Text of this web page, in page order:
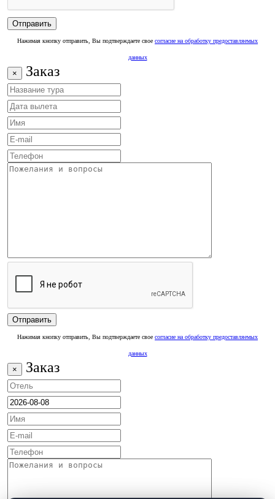
Нажимая кнопку отправить, Вы подтверждаете свое согласие на обработку предоставляемых
данных
× Заказ
Нажимая кнопку отправить, Вы подтверждаете свое согласие на обработку предоставляемых
данных
× Заказ